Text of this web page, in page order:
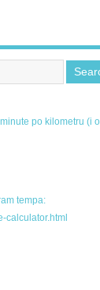
po kilometru (i
tempa:
calculator.html